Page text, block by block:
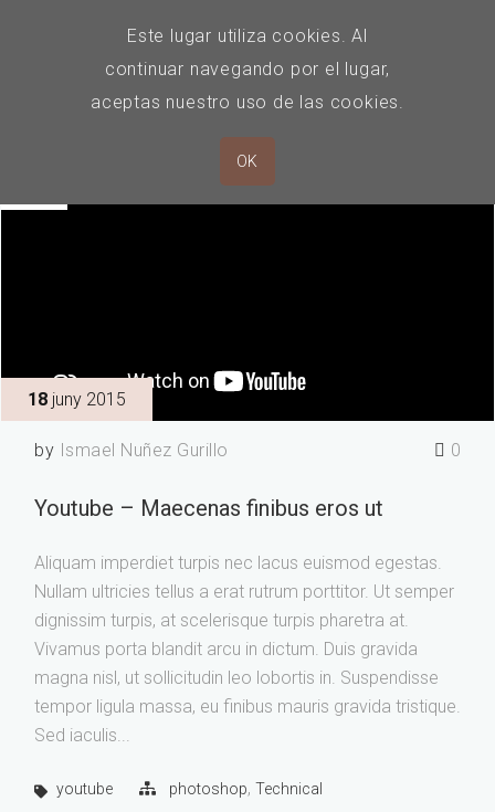
18 juny 2015
by Ismael Nuñez Gurillo 0
Youtube – Maecenas finibus eros ut
Aliquam imperdiet turpis nec lacus euismod egestas.
Nullam ultricies tellus a erat rutrum porttitor. Ut semper
dignissim turpis, at scelerisque turpis pharetra at.
Vivamus porta blandit arcu in dictum. Duis gravida
magna nisl, ut sollicitudin leo lobortis in. Suspendisse
tempor ligula massa, eu finibus mauris gravida tristique.
Sed iaculis...
youtube photoshop, Technical
Este lugar utiliza cookies. Al
continuar navegando por el lugar,
aceptas nuestro uso de las cookies.
OK